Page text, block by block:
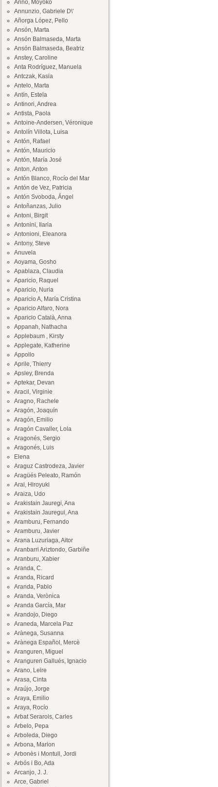
Anno, Moyoko
Annunzio, Gabriele D\'
Añorga López, Pello
Ansón, Marta
Ansón Balmaseda, Marta
Ansón Balmaseda, Beatriz
Anstey, Caroline
Anta Rodríguez, Manuela
Antczak, Kasia
Antelo, Marta
Antín, Estela
Antinori, Andrea
Antista, Paola
Antoine-Andersen, Véronique
Antolín Villota, Luisa
Antón, Rafael
Antón, Mauricio
Antón, María José
Anton, Anton
Antón Blanco, Rocío del Mar
Antón de Vez, Patricia
Antón Svoboda, Ángel
Antoñanzas, Julio
Antoni, Birgit
Antonini, Ilaria
Antonioni, Eleanora
Antony, Steve
Anuvela
Aoyama, Gosho
Apablaza, Claudia
Aparicio, Raquel
Aparicio, Nuria
Aparicio A, María Cristina
Aparicio Alfaro, Nora
Aparicio Català, Anna
Appanah, Nathacha
Applebaum , Kirsty
Applegate, Katherine
Appollo
Aprile, Thierry
Apsley, Brenda
Aptekar, Devan
Aracil, Virginie
Aragno, Rachele
Aragón, Joaquín
Aragón, Emilio
Aragón Cavaller, Lola
Aragonés, Sergio
Aragonés, Luis
Elena
Araguz Castrodeza, Javier
Aragüés Peleato, Ramón
Arai, Hiroyuki
Araiza, Udo
Arakistain Jauregi, Ana
Arakistain Jauregui, Ana
Aramburu, Fernando
Aramburu, Javier
Arana Luzuriaga, Aitor
Aranbarri Ariztondo, Garbiñe
Aranburu, Xabier
Aranda, C.
Aranda, Ricard
Aranda, Pablo
Aranda, Verònica
Aranda García, Mar
Arandojo, Diego
Araneda, Marcela Paz
Arànega, Susanna
Arànega Español, Mercè
Aranguren, Miguel
Aranguren Gallués, Ignacio
Arano, Leire
Arasa, Cinta
Araújo, Jorge
Araya, Emilio
Araya, Rocío
Arbat Serarols, Carles
Arbelo, Pepa
Arboleda, Diego
Arbona, Marion
Arbonès i Montull, Jordi
Arbós i Bo, Ada
Arcanjo, J. J.
Arce, Gabriel